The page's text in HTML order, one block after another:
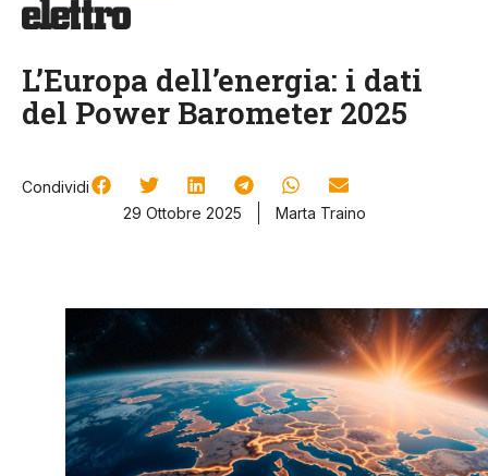
L’Europa dell’energia: i dati
del Power Barometer 2025
Condividi
29 Ottobre 2025
Marta Traino